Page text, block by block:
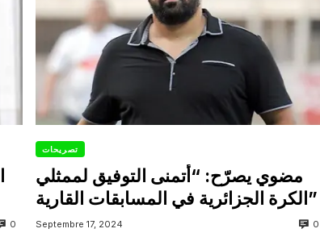
0
تصريحات
مضوي يصرّح: “أتمنى التوفيق لممثلي
الكرة الجزائرية في المسابقات القارية”
Septembre 17, 2024 0